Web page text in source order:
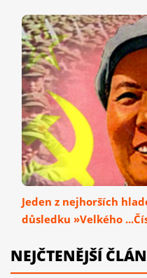
Jeden z nejhorších
důsledku »Velkého
NEJČTENĚJŠÍ